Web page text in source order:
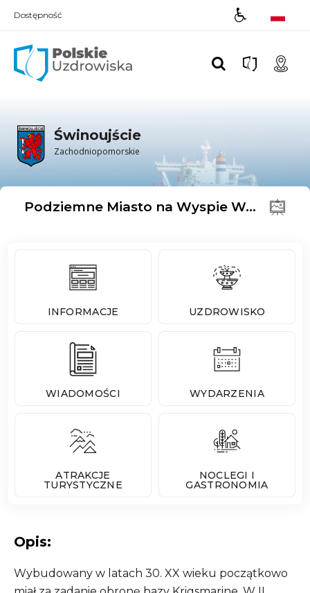
Dostępność
Świnoujście
Zachodniopomorskie
Podziemne Miasto na Wyspie Wolin
INFORMACJE UZDROWISKO
WIADOMOŚCI WYDARZENIA
ATRAKCJE
TURYSTYCZNE
NOCLEGI I
GASTRONOMIA
Opis:
Wybudowany w latach 30. XX wieku początkowo